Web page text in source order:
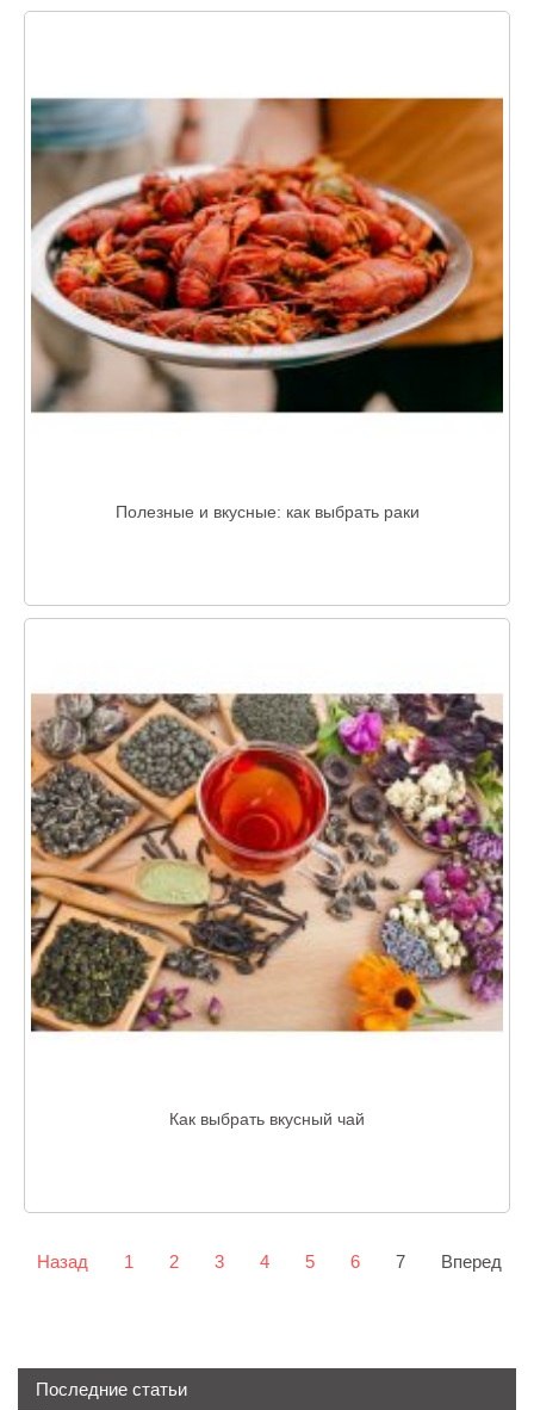
Полезные и вкусные: как выбрать раки
Как выбрать вкусный чай
Назад 1 2 3 4 5 6 7 Вперед
Последние статьи